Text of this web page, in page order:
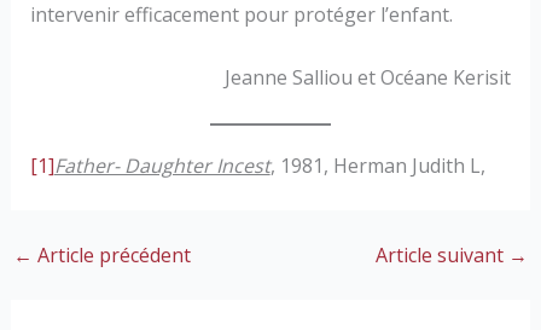
intervenir efficacement pour protéger l’enfant.
Jeanne Salliou et Océane Kerisit
[1]Father- Daughter Incest, 1981, Herman Judith L,
← Article précédent Article suivant →